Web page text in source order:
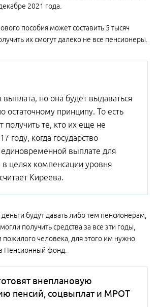
2021 года.
пособия может составить 5 тысяч
их смогут далеко не все пенсионеры.
выплата, но она будет выдаваться
остаточному принципу. То есть
получить те, кто их еще не
году, когда государство
выплате для
в целях компенсации уровня
Киреева.
будут давать либо тем пенсионерам,
получить средства за все эти годы,
пожилого человека, для этого им нужно
Пенсионный фонд.
внеплановую
пенсий, соцвыплат и МРОТ